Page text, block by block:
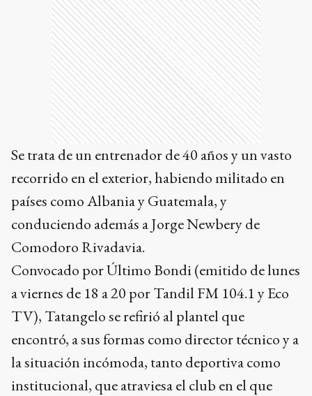
Se trata de un entrenador de 40 años y un vasto
recorrido en el exterior, habiendo militado en
países como Albania y Guatemala, y
conduciendo además a Jorge Newbery de
Comodoro Rivadavia.
Convocado por Último Bondi (emitido de lunes
a viernes de 18 a 20 por Tandil FM 104.1 y Eco
TV), Tatangelo se refirió al plantel que
encontró, a sus formas como director técnico y a
la situación incómoda, tanto deportiva como
institucional, que atraviesa el club en el que